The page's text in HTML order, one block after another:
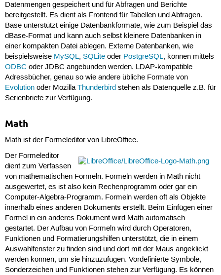
Datenmengen gespeichert und für Abfragen und Berichte
bereitgestellt. Es dient als Frontend für Tabellen und Abfragen.
Base unterstützt einige Datenbankformate, wie zum Beispiel das
dBase-Format und kann auch selbst kleinere Datenbanken in
einer kompakten Datei ablegen. Externe Datenbanken, wie
beispielsweise MySQL, SQLiteoder PostgreSQL, können mittels
ODBC oder JDBC angebunden werden. LDAP-kompatible
Adressbücher, genau so wie andere übliche Formate von
Evolutionoder MozillaThunderbirdstehen als Datenquelle z.B. für
Serienbriefe zur Verfügung.
Math
Math ist der Formeleditor von LibreOffice.
Der Formeleditor
dient zum Verfassen
von mathematischen Formeln. Formeln werden in Math nicht
ausgewertet, es ist also kein Rechenprogramm oder gar ein
Computer-Algebra-Programm. Formeln werden oft als Objekte
innerhalb eines anderen Dokuments erstellt. Beim Einfügen einer
Formel in ein anderes Dokument wird Math automatisch
gestartet. Der Aufbau von Formeln wird durch Operatoren,
Funktionen und Formatierungshilfen unterstützt, die in einem
Auswahlfenster zu finden sind und dort mit der Maus angeklickt
werden können, um sie hinzuzufügen. Vordefinierte Symbole,
Sonderzeichen und Funktionen stehen zur Verfügung. Es können